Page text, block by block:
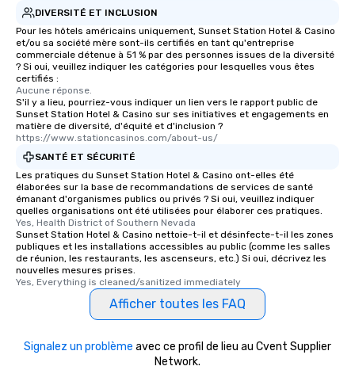
DIVERSITÉ ET INCLUSION
Pour les hôtels américains uniquement, Sunset Station Hotel & Casino
et/ou sa société mère sont-ils certifiés en tant qu'entreprise
commerciale détenue à 51 % par des personnes issues de la diversité
? Si oui, veuillez indiquer les catégories pour lesquelles vous êtes
certifiés :
Aucune réponse.
S'il y a lieu, pourriez-vous indiquer un lien vers le rapport public de
Sunset Station Hotel & Casino sur ses initiatives et engagements en
matière de diversité, d'équité et d'inclusion ?
https://www.stationcasinos.com/about-us/
SANTÉ ET SÉCURITÉ
Les pratiques du Sunset Station Hotel & Casino ont-elles été
élaborées sur la base de recommandations de services de santé
émanant d'organismes publics ou privés ? Si oui, veuillez indiquer
quelles organisations ont été utilisées pour élaborer ces pratiques.
Yes, Health District of Southern Nevada
Sunset Station Hotel & Casino nettoie-t-il et désinfecte-t-il les zones
publiques et les installations accessibles au public (comme les salles
de réunion, les restaurants, les ascenseurs, etc.) Si oui, décrivez les
nouvelles mesures prises.
Yes, Everything is cleaned/sanitized immediately
Afficher toutes les FAQ
Signalez un problème avec ce profil de lieu au Cvent Supplier
Network.